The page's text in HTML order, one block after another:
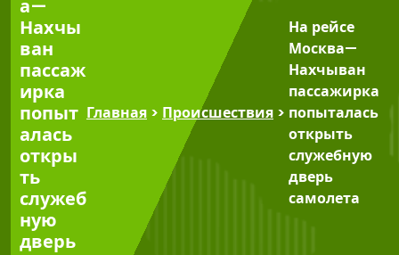
а—
Нахчы
ван
пассаж
ирка
попыт
алась
откры
ть
служеб
ную
дверь
Главная > Происшествия >
На рейсе
Москва—
Нахчыван
пассажирка
попыталась
открыть
служебную
дверь
самолета